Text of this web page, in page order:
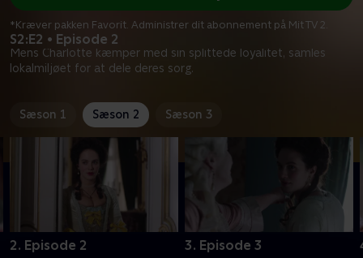
S2:E2 • Episode 2
Mens Charlotte kæmper med sin splittede loyalitet, samles
lokalmiljøet for at dele deres sorg.
*Kræver pakken Favorit. Administrer dit abonnement på Mit TV 2.
Sæson 1 Sæson 2 Sæson 3
2. Episode 2 3. Episode 3